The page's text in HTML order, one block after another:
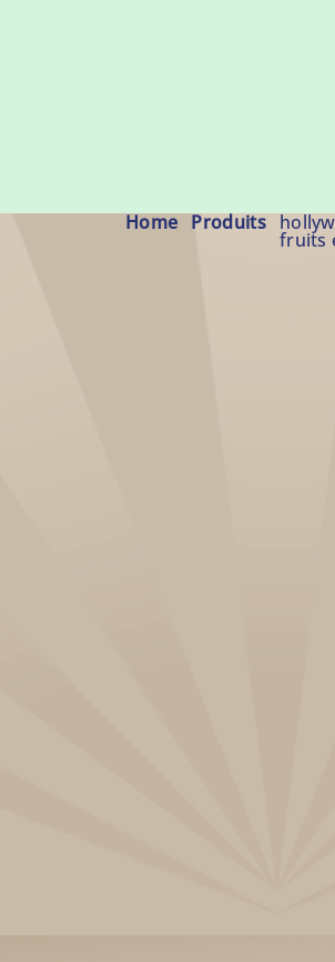
Home produits
fruits